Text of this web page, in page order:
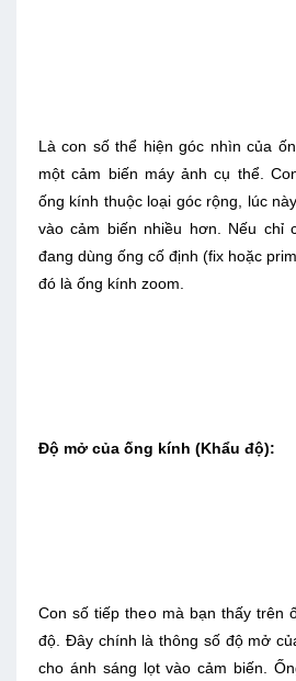
Là con số thể hiện góc nhìn của
một cảm biến máy ảnh cụ thể.
ống kính thuộc loại góc rộng, lúc
vào cảm biến nhiều hơn. Nếu chỉ
đang dùng ống cố định (fix hoặc
đó là ống kính zoom.
Độ mở của ống kính (Khẩu độ):
Con số tiếp theo mà bạn thấy trên
độ. Đây chính là thông số độ mở
cho ánh sáng lọt vào cảm biến.